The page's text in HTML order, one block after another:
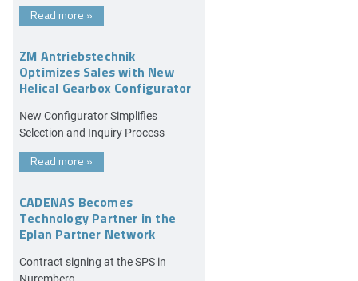
Read more »
ZM Antriebstechnik
Optimizes Sales with New
Helical Gearbox Configurator
New Configurator Simplifies
Selection and Inquiry Process
Read more »
CADENAS Becomes
Technology Partner in the
Eplan Partner Network
Contract signing at the SPS in